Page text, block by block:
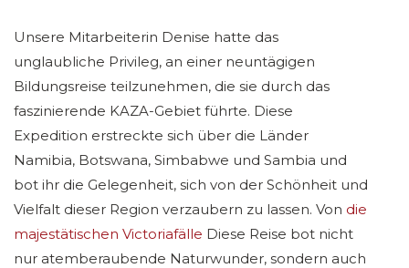
Unsere Mitarbeiterin Denise hatte das
unglaubliche Privileg, an einer neuntägigen
Bildungsreise teilzunehmen, die sie durch das
faszinierende KAZA-Gebiet führte. Diese
Expedition erstreckte sich über die Länder
Namibia, Botswana, Simbabwe und Sambia und
bot ihr die Gelegenheit, sich von der Schönheit und
Vielfalt dieser Region verzaubern zu lassen. Von die
majestätischen Victoriafälle Diese Reise bot nicht
nur atemberaubende Naturwunder, sondern auch